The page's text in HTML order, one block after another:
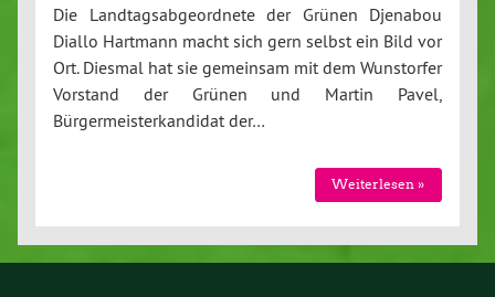
Die Landtagsabgeordnete der Grünen Djenabou
Diallo Hartmann macht sich gern selbst ein Bild vor
Ort. Diesmal hat sie gemeinsam mit dem Wunstorfer
Vorstand der Grünen und Martin Pavel,
Bürgermeisterkandidat der…
Weiterlesen »